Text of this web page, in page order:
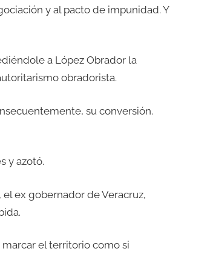
y al pacto de impunidad. Y
a López Obrador la
obradorista.
su conversión.
y azotó.
el ex gobernador de Veracruz,
marcar el territorio como si